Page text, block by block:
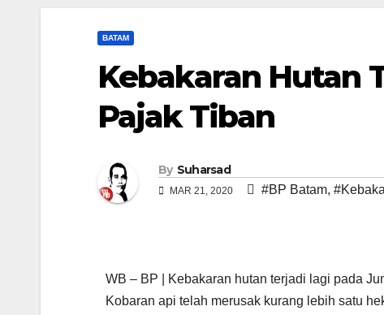
BATAM
Kebakaran Hutan
Pajak Tiban
By Suharsad
MAR 21, 2020 #BP Batam,
WB – BP | Kebakaran hutan terjadi lagi pada
Kobaran api telah merusak kurang lebih satu